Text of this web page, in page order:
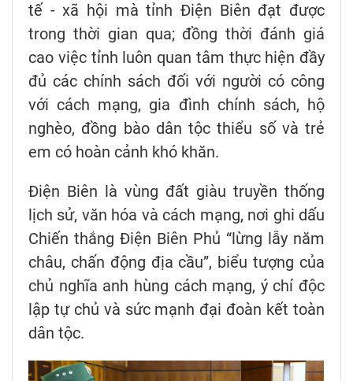
tế - xã hội mà tỉnh Điện Biên đạt được
trong thời gian qua; đồng thời đánh giá
cao việc tỉnh luôn quan tâm thực hiện đầy
đủ các chính sách đối với người có công
với cách mạng, gia đình chính sách, hộ
nghèo, đồng bào dân tộc thiểu số và trẻ
em có hoàn cảnh khó khăn.
Điện Biên là vùng đất giàu truyền thống
lịch sử, văn hóa và cách mạng, nơi ghi dấu
Chiến thắng Điện Biên Phủ “lừng lẫy năm
châu, chấn động địa cầu”, biểu tượng của
chủ nghĩa anh hùng cách mạng, ý chí độc
lập tự chủ và sức mạnh đại đoàn kết toàn
dân tộc.